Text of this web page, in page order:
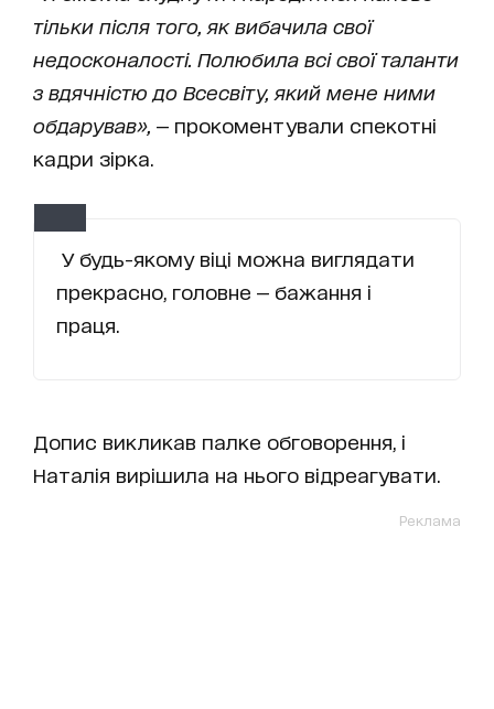
тільки після того, як вибачила свої
недосконалості. Полюбила всі свої таланти
з вдячністю до Всесвіту, який мене ними
обдарував», — прокоментували спекотні
кадри зірка.
У будь-якому віці можна виглядати
прекрасно, головне — бажання і
праця.
Допис викликав палке обговорення, і
Наталія вирішила на нього відреагувати.
Реклама